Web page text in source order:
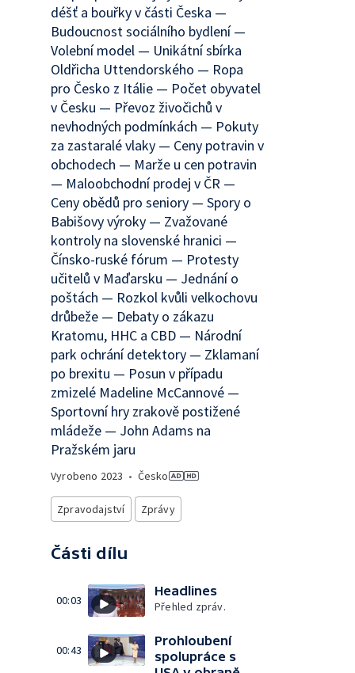
déšť a bouřky v části Česka —
Budoucnost sociálního bydlení —
Volební model — Unikátní sbírka
Oldřicha Uttendorského — Ropa
pro Česko z Itálie — Počet obyvatel
v Česku — Převoz živočichů v
nevhodných podmínkách — Pokuty
za zastaralé vlaky — Ceny potravin v
obchodech — Marže u cen potravin
— Maloobchodní prodej v ČR —
Ceny obědů pro seniory — Spory o
Babišovy výroky — Zvažované
kontroly na slovenské hranici —
Čínsko-ruské fórum — Protesty
učitelů v Maďarsku — Jednání o
poštách — Rozkol kvůli velkochovu
drůbeže — Debaty o zákazu
Kratomu, HHC a CBD — Národní
park ochrání detektory — Zklamaní
po brexitu — Posun v případu
zmizelé Madeline McCannové —
Sportovní hry zrakově postižené
mládeže — John Adams na
Pražském jaru
Vyrobeno 2023 • Česko
Zpravodajství Zprávy
Části dílu
00:03
Headlines
Přehled zpráv.
00:43
Prohloubení
spolupráce s